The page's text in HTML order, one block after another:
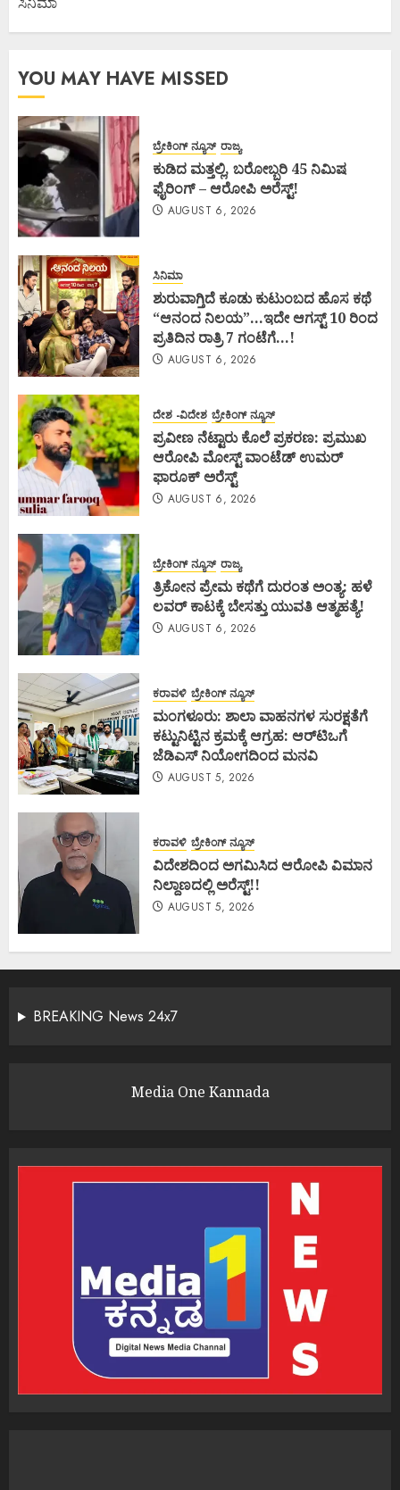
YOU MAY HAVE MISSED
ಬ್ರೇಕಿಂಗ್ ನ್ಯೂಸ್ ರಾಜ್ಯ
ಕುಡಿದ ಮತ್ತಲ್ಲಿ, ಬರೋಬ್ಬರಿ 45 ನಿಮಿಷ
ಫೈರಿಂಗ್ – ಆರೋಪಿ ಅರೆಸ್ಟ್!
AUGUST 6, 2026
ಸಿನಿಮಾ
ಶುರುವಾಗ್ತಿದೆ ಕೂಡು ಕುಟುಂಬದ ಹೊಸ ಕಥೆ
“ಆನಂದ ನಿಲಯ”…ಇದೇ ಆಗಸ್ಟ್ 10 ರಿಂದ
ಪ್ರತಿದಿನ ರಾತ್ರಿ 7 ಗಂಟೆಗೆ…!
AUGUST 6, 2026
ದೇಶ -ವಿದೇಶ ಬ್ರೇಕಿಂಗ್ ನ್ಯೂಸ್
ಪ್ರವೀಣ ನೆಟ್ಟಾರು ಕೊಲೆ ಪ್ರಕರಣ: ಪ್ರಮುಖ
ಆರೋಪಿ ಮೋಸ್ಟ್ ವಾಂಟೆಡ್ ಉಮರ್
ಫಾರೂಕ್ ಅರೆಸ್ಟ್
AUGUST 6, 2026
ಬ್ರೇಕಿಂಗ್ ನ್ಯೂಸ್ ರಾಜ್ಯ
ತ್ರಿಕೋನ ಪ್ರೇಮ ಕಥೆಗೆ ದುರಂತ ಅಂತ್ಯ: ಹಳೆ
ಲವರ್ ಕಾಟಕ್ಕೆ ಬೇಸತ್ತು ಯುವತಿ ಆತ್ಮಹತ್ಯೆ!
AUGUST 6, 2026
ಕರಾವಳಿ ಬ್ರೇಕಿಂಗ್ ನ್ಯೂಸ್
ಮಂಗಳೂರು: ಶಾಲಾ ವಾಹನಗಳ ಸುರಕ್ಷತೆಗೆ
ಕಟ್ಟುನಿಟ್ಟಿನ ಕ್ರಮಕ್ಕೆ ಆಗ್ರಹ: ಆರ್‌ಟಿಒಗೆ
ಜೆಡಿಎಸ್ ನಿಯೋಗದಿಂದ ಮನವಿ
AUGUST 5, 2026
ಕರಾವಳಿ ಬ್ರೇಕಿಂಗ್ ನ್ಯೂಸ್
ವಿದೇಶದಿಂದ ಅಗಮಿಸಿದ ಆರೋಪಿ ವಿಮಾನ
ನಿಲ್ದಾಣದಲ್ಲಿ ಅರೆಸ್ಟ್‌!!
AUGUST 5, 2026
BREAKING News 24x7
Media One Kannada